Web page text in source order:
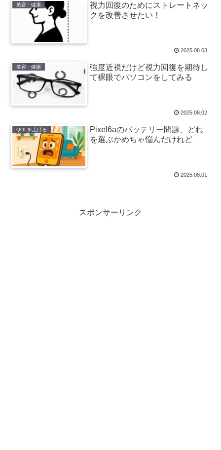
美容・健康
視力回復のためにストレートネッ
クを改善させたい！
2025.08.03
美容・健康
強度近視だけど視力回復を期待し
て裸眼でパソコンをしてみる
2025.08.02
QOLを上げる
Pixel6aのバッテリー問題、どれ
を選ぶかめちゃ悩んだけれど
2025.08.01
スポンサーリンク